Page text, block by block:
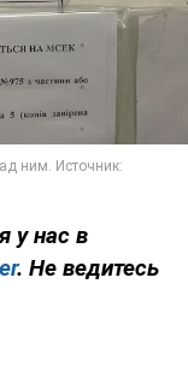
у нас в
. Не ведитесь